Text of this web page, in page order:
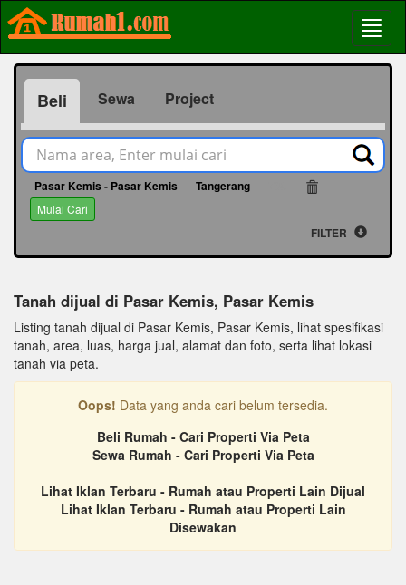
Beli Sewa Project
Pasar Kemis - Pasar Kemis Tangerang
Mulai Cari
FILTER
Tanah dijual di Pasar Kemis, Pasar Kemis
Listing tanah dijual di Pasar Kemis, Pasar Kemis, lihat spesifikasi
tanah, area, luas, harga jual, alamat dan foto, serta lihat lokasi
tanah via peta.
Oops! Data yang anda cari belum tersedia.
Beli Rumah - Cari Properti Via Peta
Sewa Rumah - Cari Properti Via Peta
Lihat Iklan Terbaru - Rumah atau Properti Lain Dijual
Lihat Iklan Terbaru - Rumah atau Properti Lain
Disewakan